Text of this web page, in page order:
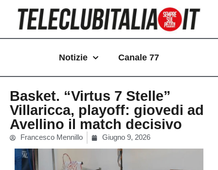
contenuto
Notizie Canale 77
Basket. “Virtus 7 Stelle”
Villaricca, playoff: giovedi ad
Avellino il match decisivo
Francesco Mennillo Giugno 9, 2026